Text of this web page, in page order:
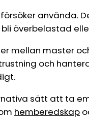
använda.
bli överbelastad
mellan master
och
sätt att ta
hemberedskap